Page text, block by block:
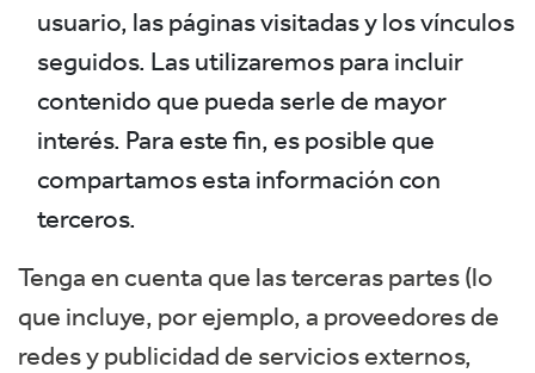
usuario, las páginas visitadas y los vínculos
seguidos. Las utilizaremos para incluir
contenido que pueda serle de mayor
interés. Para este fin, es posible que
compartamos esta información con
terceros.
Tenga en cuenta que las terceras partes (lo
que incluye, por ejemplo, a proveedores de
redes y publicidad de servicios externos,